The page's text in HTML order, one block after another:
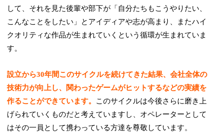
して、それを見た後輩や部下が「自分たちもこうやりたい、
こんなことをしたい」とアイディアや志が高まり、またハイ
クオリティな作品が生まれていくという循環が生まれていま
す。
設立から30年間このサイクルを続けてきた結果、会社全体の
技術力が向上し、関わったゲームがヒットするなどの実績を
作ることができています。
このサイクルは今後さらに磨き上
げられていくものだと考えていますし、オペレーターとして
はその一員として携わっている方達を尊敬しています。